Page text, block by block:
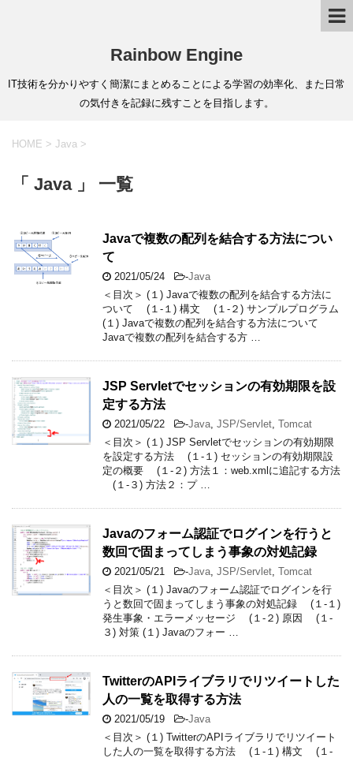
Rainbow Engine
IT技術を分かりやすく簡潔にまとめることによる学習の効率化、また日常
の気付きを記録に残すことを目指します。
HOME > Java >
「 Java 」 一覧
Javaで複数の配列を結合する方法につい
て
2021/05/24 -Java
＜目次＞ (１) Javaで複数の配列を結合する方法に
ついて (１-１) 構文 (１-２) サンプルプログラム
(１) Javaで複数の配列を結合する方法について
Javaで複数の配列を結合する方 …
JSP Servletでセッションの有効期限を設
定する方法
2021/05/22 -Java JSP/Servlet Tomcat
＜目次＞ (１) JSP Servletでセッションの有効期限
を設定する方法 (１-１) セッションの有効期限設
定の概要 (１-２) 方法１：web.xmlに追記する方法
(１-３) 方法２：プ …
Javaのフォーム認証でログインを行うと
数回で固まってしまう事象の対処記録
2021/05/21 -Java JSP/Servlet Tomcat
＜目次＞ (１) Javaのフォーム認証でログインを行
うと数回で固まってしまう事象の対処記録 (１-１)
発生事象・エラーメッセージ (１-２) 原因 (１-
３) 対策 (１) Javaのフォー …
TwitterのAPIライブラリでリツイートした
人の一覧を取得する方法
2021/05/19 -Java
＜目次＞ (１) TwitterのAPIライブラリでリツイート
した人の一覧を取得する方法 (１-１) 構文 (１-